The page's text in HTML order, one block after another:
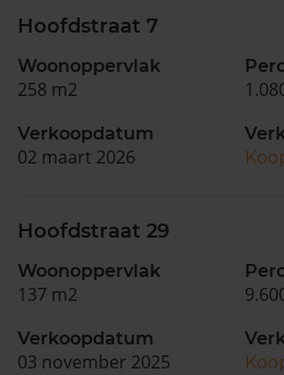
Hoofdstraat 7
Woonoppervlak
258 m2
Verkoopdatum
02 maart 2026
Hoofdstraat 29
Woonoppervlak
137 m2
Verkoopdatum
03 november 2025